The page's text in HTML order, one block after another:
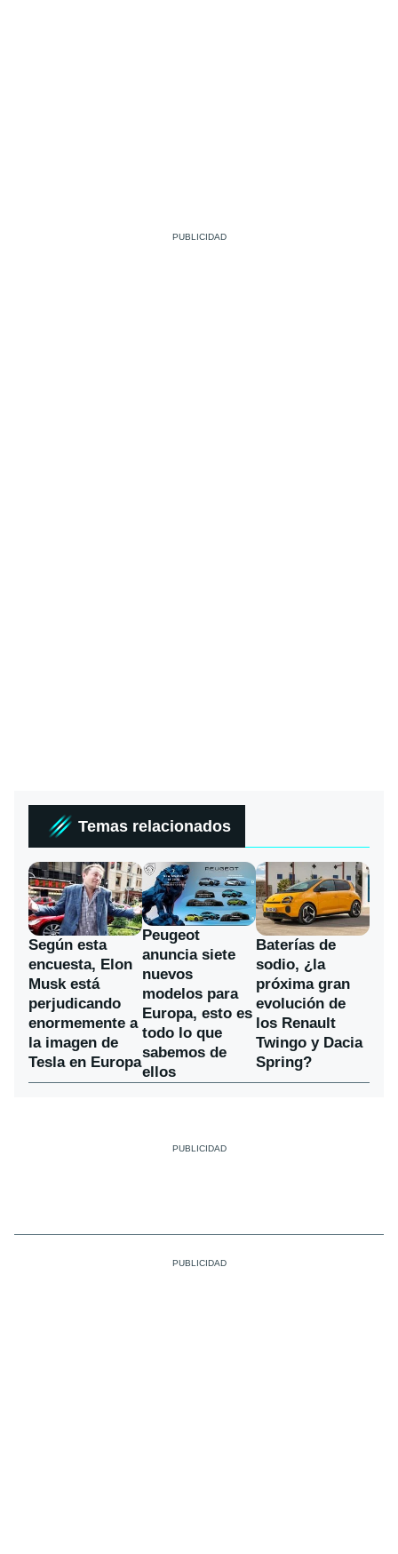
Temas relacionados
Según esta
encuesta, Elon
Musk está
perjudicando
enormemente a
la imagen de
Tesla en Europa
Peugeot
anuncia siete
nuevos
modelos para
Europa, esto es
todo lo que
sabemos de
ellos
Baterías de
sodio, ¿la
próxima gran
evolución de
los Renault
Twingo y Dacia
Spring?